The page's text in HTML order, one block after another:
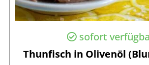
sofort
Thunfisch in Olivenöl